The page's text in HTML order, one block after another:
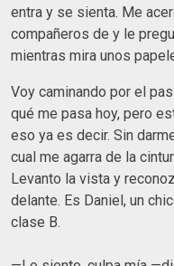
entra y se sienta. Me
compañeros de y le
mientras mira unos
Voy caminando por el
qué me pasa hoy, pero
eso ya es decir. Sin
cual me agarra de la
Levanto la vista y
delante. Es Daniel, un
clase B.